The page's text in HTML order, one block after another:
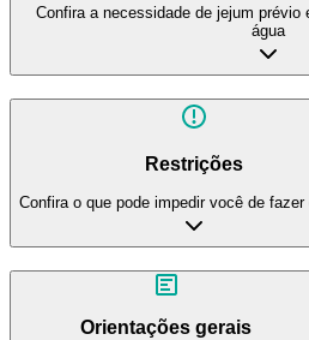
Confira a necessidade de jejum prévio
água
Restrições
Confira o que pode impedir você de fazer
Orientações gerais